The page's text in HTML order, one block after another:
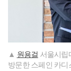
▲ 원용걸 서울시립
방문한 스페인 카디